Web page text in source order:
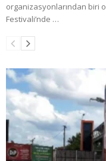
organizasyonlarından biri
Festivali’nde …